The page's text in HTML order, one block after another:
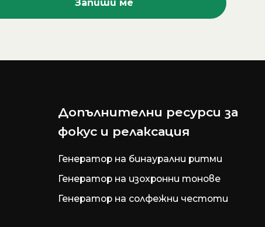
Допълнителни ресурси за
фокус и релаксация
Генератор на бинаурални ритми
Генератор на изохронни тонове
Генератор на солфежни честоти